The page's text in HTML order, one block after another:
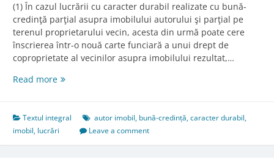
(1) În cazul lucrării cu caracter durabil realizate cu bună-
credinţă parţial asupra imobilului autorului şi parţial pe
terenul proprietarului vecin, acesta din urmă poate cere
înscrierea într-o nouă carte funciară a unui drept de
coproprietate al vecinilor asupra imobilului rezultat,…
Read moreArt.
realizate
parţial
asupra
Textul integral autor imobil, bună-credință,caracter durabil,
imobil, lucrări Leave a comment